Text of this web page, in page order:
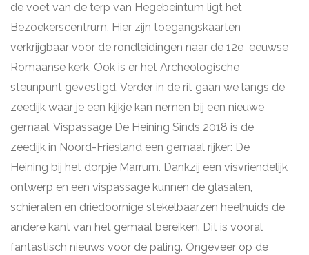
de voet van de terp van Hegebeintum ligt het
Bezoekerscentrum. Hier zijn toegangskaarten
verkrijgbaar voor de rondleidingen naar de 12e eeuwse
Romaanse kerk. Ook is er het Archeologische
steunpunt gevestigd. Verder in de rit gaan we langs de
zeedijk waar je een kijkje kan nemen bij een nieuwe
gemaal. Vispassage De Heining Sinds 2018 is de
zeedijk in Noord-Friesland een gemaal rijker: De
Heining bij het dorpje Marrum. Dankzij een visvriendelijk
ontwerp en een vispassage kunnen de glasalen,
schieralen en driedoornige stekelbaarzen heelhuids de
andere kant van het gemaal bereiken. Dit is vooral
fantastisch nieuws voor de paling. Ongeveer op de